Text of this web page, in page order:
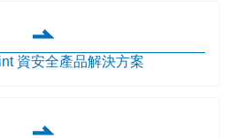
資安全產品解決方案